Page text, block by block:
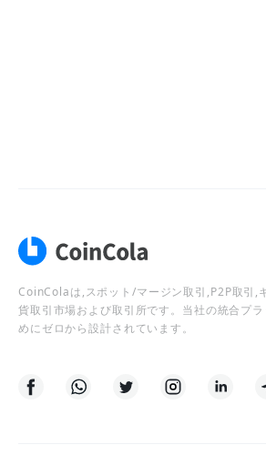
CoinColaは,スポット/マージン取引,P2P取引,
貨取引市場および取引所です。当社の統合プ
めにゼロから設計されています。